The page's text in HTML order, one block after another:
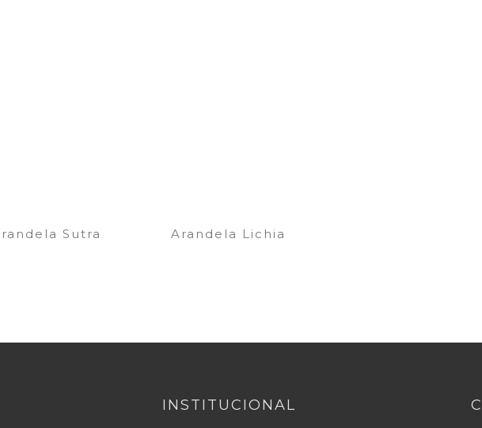
Sutra Arandela Lichia
INSTITUCIONAL